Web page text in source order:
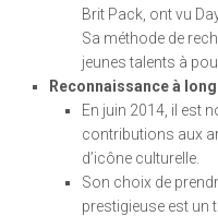
Brit Pack, ont vu
Sa méthode de
jeunes talents à
Reconnaissance à
En juin 2014, il est
contributions aux
d’icône culturelle.
Son choix de
prestigieuse est un